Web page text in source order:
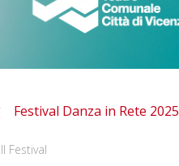
Festival Danza in Rete 2025
Il Festival